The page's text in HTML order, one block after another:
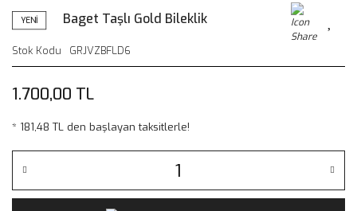
YENİ Baget Taşlı Gold Bileklik
Stok Kodu GRJVZBFLD6
1.700,00 TL
* 181,48 TL den başlayan taksitlerle!